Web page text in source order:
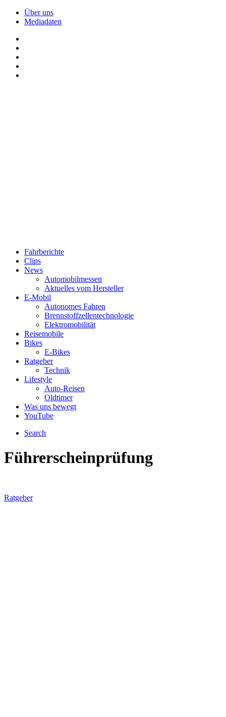
Über uns
Mediadaten
Fahrberichte
Clips
News
Automobilmessen
Aktuelles vom Hersteller
E-Mobil
Autonomes Fahren
Brennstoffzellentechnologie
Elektromobilität
Reisemobile
Bikes
E-Bikes
Ratgeber
Technik
Lifestyle
Auto-Reisen
Oldtimer
Was uns bewegt
YouTube
Search
Führerscheinprüfung
Ratgeber